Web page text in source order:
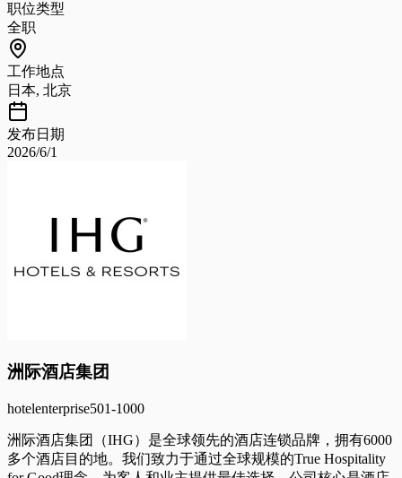
职位类型
全职
工作地点
日本, 北京
发布日期
2026/6/1
洲际酒店集团
hotelenterprise501-1000
洲际酒店集团（IHG）是全球领先的酒店连锁品牌，拥有6000
多个酒店目的地。我们致力于通过全球规模的True Hospitality